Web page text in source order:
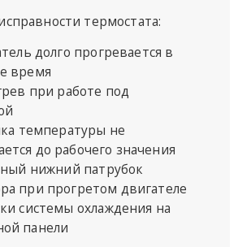
термостата:
долго прогревается в
время
при работе под
температуры не
до рабочего значения
нижний патрубок
при прогретом двигателе
системы охлаждения на
панели